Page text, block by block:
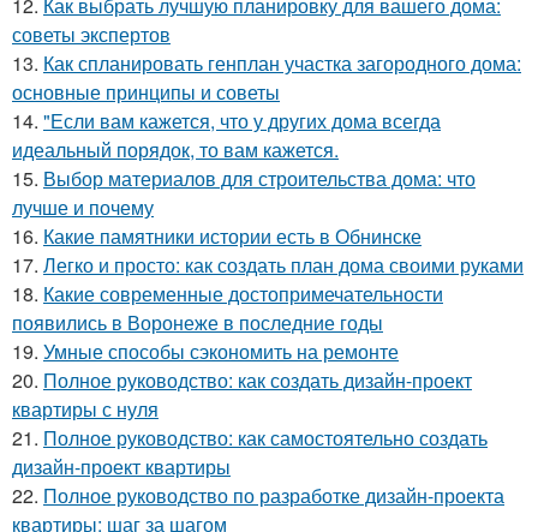
советы экспертов
13. Как спланировать генплан участка загородного дома:
основные принципы и советы
14. "Если вам кажется, что у других дома всегда
идеальный порядок, то вам кажется.
15. Выбор материалов для строительства дома: что
лучше и почему
16. Какие памятники истории есть в Обнинске
17. Легко и просто: как создать план дома своими руками
18. Какие современные достопримечательности
появились в Воронеже в последние годы
19. Умные способы сэкономить на ремонте
20. Полное руководство: как создать дизайн-проект
квартиры с нуля
21. Полное руководство: как самостоятельно создать
дизайн-проект квартиры
22. Полное руководство по разработке дизайн-проекта
квартиры: шаг за шагом